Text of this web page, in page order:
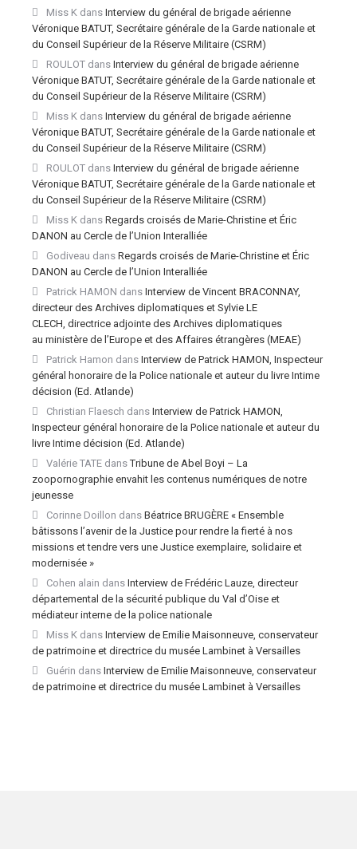
Miss K dans Interview du général de brigade aérienne
Véronique BATUT, Secrétaire générale de la Garde nationale et
du Conseil Supérieur de la Réserve Militaire (CSRM)
ROULOT dans Interview du général de brigade aérienne
Véronique BATUT, Secrétaire générale de la Garde nationale et
du Conseil Supérieur de la Réserve Militaire (CSRM)
Miss K dans Interview du général de brigade aérienne
Véronique BATUT, Secrétaire générale de la Garde nationale et
du Conseil Supérieur de la Réserve Militaire (CSRM)
ROULOT dans Interview du général de brigade aérienne
Véronique BATUT, Secrétaire générale de la Garde nationale et
du Conseil Supérieur de la Réserve Militaire (CSRM)
Miss K dans Regards croisés de Marie-Christine et Éric
DANON au Cercle de l’Union Interalliée
Godiveau dans Regards croisés de Marie-Christine et Éric
DANON au Cercle de l’Union Interalliée
Patrick HAMON dans Interview de Vincent BRACONNAY,
directeur des Archives diplomatiques et Sylvie LE
CLECH, directrice adjointe des Archives diplomatiques
au ministère de l’Europe et des Affaires étrangères (MEAE)
Patrick Hamon dans Interview de Patrick HAMON, Inspecteur
général honoraire de la Police nationale et auteur du livre Intime
décision (Ed. Atlande)
Christian Flaesch dans Interview de Patrick HAMON,
Inspecteur général honoraire de la Police nationale et auteur du
livre Intime décision (Ed. Atlande)
Valérie TATE dansTribune de Abel Boyi – La
zoopornographie envahit les contenus numériques de notre
jeunesse
Corinne Doillon dans Béatrice BRUGÈRE « Ensemble
bâtissons l’avenir de la Justice pour rendre la fierté à nos
missions et tendre vers une Justice exemplaire, solidaire et
modernisée »
Cohen alain dans Interview de Frédéric Lauze, directeur
départemental de la sécurité publique du Val d’Oise et
médiateur interne de la police nationale
Miss K dans Interview de Emilie Maisonneuve, conservateur
de patrimoine et directrice du musée Lambinet à Versailles
Guérin dans Interview de Emilie Maisonneuve, conservateur
de patrimoine et directrice du musée Lambinet à Versailles